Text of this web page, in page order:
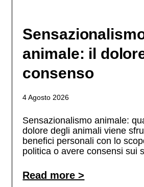
animale: il
consenso
4 Agosto 2026
Sensazionalismo animale:
dolore degli animali viene
benefici personali con lo
politica o avere consensi sui
Read more >